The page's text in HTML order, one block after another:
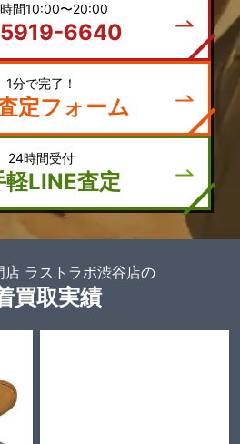
間10:00〜20:00
6640
1分で完了！
定フォーム
24時間受付
軽LINE査定
店 ラストラボ渋谷店の
買取実績